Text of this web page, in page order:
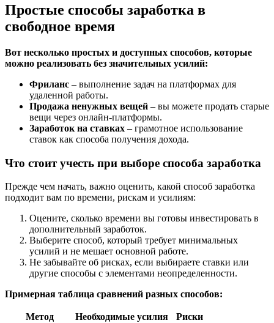
Простые способы заработка в
свободное время
Вот несколько простых и доступных способов, которые
можно реализовать без значительных усилий:
Фриланс – выполнение задач на платформах для
удаленной работы.
Продажа ненужных вещей – вы можете продать старые
вещи через онлайн-платформы.
Заработок на ставках – грамотное использование
ставок как способа получения дохода.
Что стоит учесть при выборе способа заработка
Прежде чем начать, важно оценить, какой способ заработка
подходит вам по времени, рискам и усилиям:
Оцените, сколько времени вы готовы инвестировать в
дополнительный заработок.
Выберите способ, который требует минимальных
усилий и не мешает основной работе.
Не забывайте об рисках, если выбираете ставки или
другие способы с элементами неопределенности.
Примерная таблица сравнений разных способов:
Метод Необходимые усилия
Риски